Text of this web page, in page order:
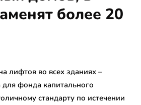
более 20
лифтов во всех зданиях –
для фонда капитального
стандарту по истечении